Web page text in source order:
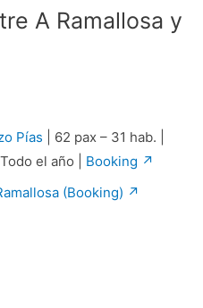
A Ramallosa y
Pías | 62 pax – 31 hab. |
el año | Booking ↗
(Booking) ↗